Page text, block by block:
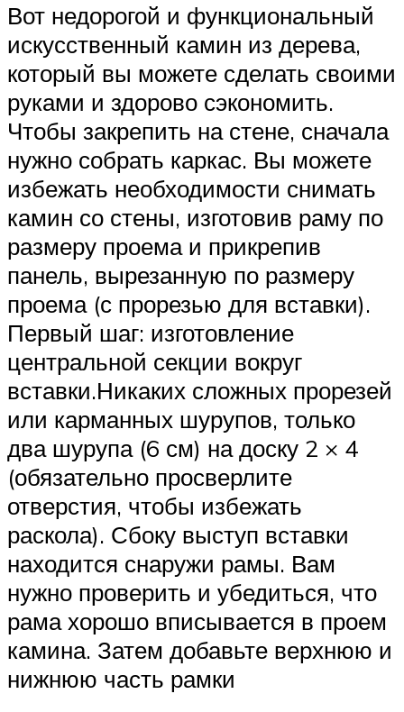
Вот недорогой и функциональный
искусственный камин из дерева,
который вы можете сделать своими
руками и здорово сэкономить.
Чтобы закрепить на стене, сначала
нужно собрать каркас. Вы можете
избежать необходимости снимать
камин со стены, изготовив раму по
размеру проема и прикрепив
панель, вырезанную по размеру
проема (с прорезью для вставки).
Первый шаг: изготовление
центральной секции вокруг
вставки.Никаких сложных прорезей
или карманных шурупов, только
два шурупа (6 см) на доску 2 × 4
(обязательно просверлите
отверстия, чтобы избежать
раскола). Сбоку выступ вставки
находится снаружи рамы. Вам
нужно проверить и убедиться, что
рама хорошо вписывается в проем
камина. Затем добавьте верхнюю и
нижнюю часть рамки